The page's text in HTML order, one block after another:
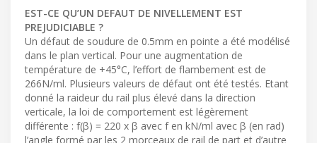
EST-CE QU’UN DEFAUT DE NIVELLEMENT EST
PREJUDICIABLE ?
Un défaut de soudure de 0.5mm en pointe a été modélisé
dans le plan vertical. Pour une augmentation de
température de +45°C, l’effort de flambement est de
266N/ml. Plusieurs valeurs de défaut ont été testés. Etant
donné la raideur du rail plus élevé dans la direction
verticale, la loi de comportement est légèrement
différente : f(β) = 220 x β avec f en kN/ml avec β (en rad)
l’angle formé par les 2 morceaux de rail de part et d’autre